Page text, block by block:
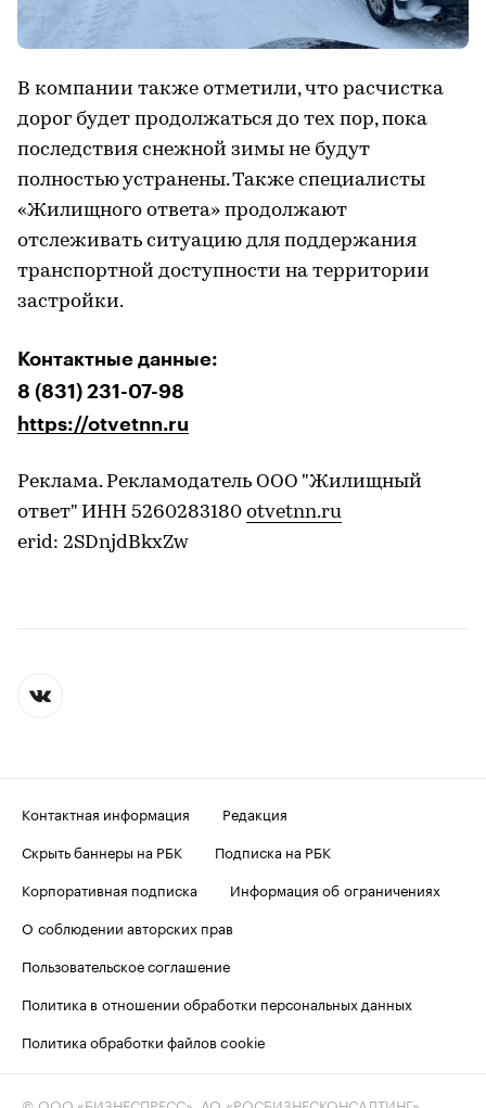
В компании также отметили, что расчистка
дорог будет продолжаться до тех пор, пока
последствия снежной зимы не будут
полностью устранены. Также специалисты
«Жилищного ответа» продолжают
отслеживать ситуацию для поддержания
транспортной доступности на территории
застройки.
Контактные данные:
8 (831) 231-07-98
https://otvetnn.ru
Реклама. Рекламодатель ООО "Жилищный
ответ" ИНН 5260283180 otvetnn.ru
erid: 2SDnjdBkxZw
Контактная информация
Редакция
Скрыть баннеры на РБК
Подписка на РБК
Корпоративная подписка
Информация об ограничениях
О соблюдении авторских прав
Пользовательское соглашение
Политика в отношении обработки персональных данных
Политика обработки файлов cookie
© ООО «БИЗНЕСПРЕСС», АО «РОСБИЗНЕСКОНСАЛТИНГ»,